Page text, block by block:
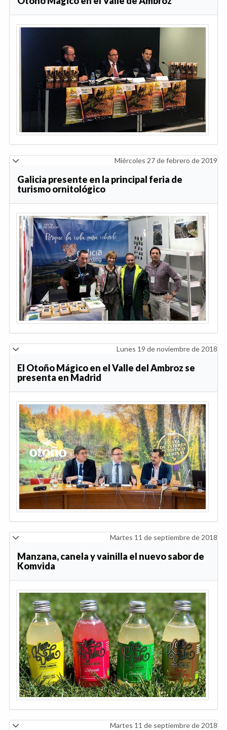
Miércoles 27 de febrero de 2019
Galicia presente en la principal feria de
turismo ornitológico
Lunes 19 de noviembre de 2018
El Otoño Mágico en el Valle del Ambroz se
presenta en Madrid
Martes 11 de septiembre de 2018
Manzana, canela y vainilla el nuevo sabor de
Komvida
Martes 11 de septiembre de 2018